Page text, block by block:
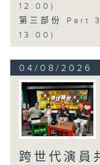
12:00)
第三部份 Part
13:00)
04/08/2026
跨世代演員